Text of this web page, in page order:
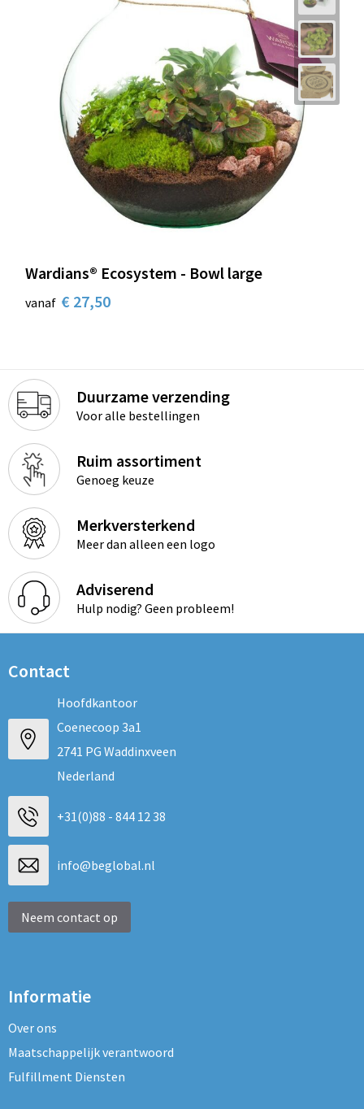
Wardians® Ecosystem - Bowl large
vanaf € 27,50
Duurzame verzending
Voor alle bestellingen
Ruim assortiment
Genoeg keuze
Merkversterkend
Meer dan alleen een logo
Adviserend
Hulp nodig? Geen probleem!
Contact
Hoofdkantoor
Coenecoop 3a1
2741 PG Waddinxveen
Nederland
+31(0)88 - 844 12 38
info@beglobal.nl
Neem contact op
Informatie
Over ons
Maatschappelijk verantwoord
Fulfillment Diensten